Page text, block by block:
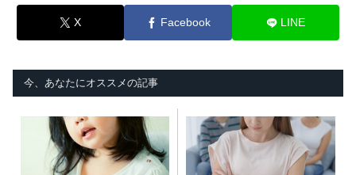
X Facebook LINE
今、あなたにオススメの記事